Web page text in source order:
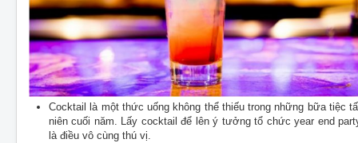
Cocktail là một thức uống không thể thiếu trong những bữa tiệc
niên cuối năm. Lấy cocktail để lên ý tưởng tổ chức year end
là điều vô cùng thú vị.